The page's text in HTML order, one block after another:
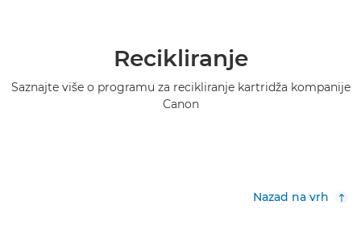
Recikliranje
Saznajte više o programu za recikliranje kartridža kompanije
Canon
Nazad na vrh